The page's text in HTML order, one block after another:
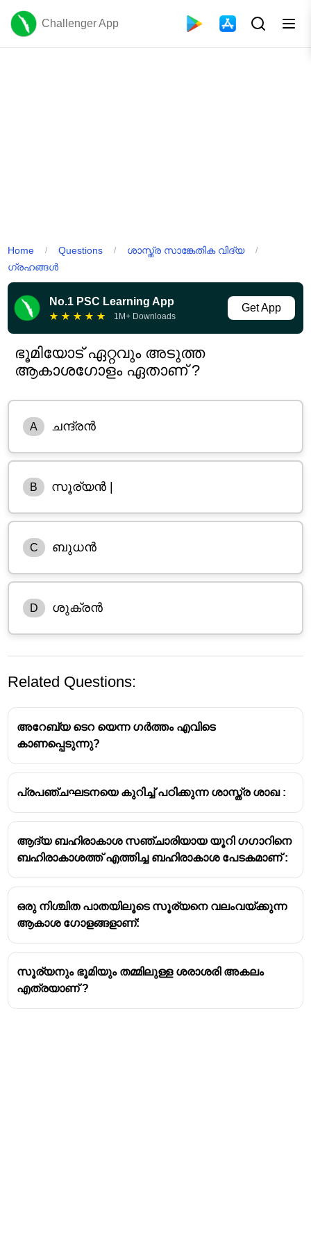
Challenger App
Home / Questions / ശാസ്ത്ര സാങ്കേതിക വിദ്യ /
ഗ്രഹങ്ങൾ
No.1 PSC Learning App
★ ★ ★ ★ ★ 1M+ Downloads
Get App
ഭൂമിയോട് ഏറ്റവും അടുത്ത
ആകാശഗോളം ഏതാണ് ?
A ചന്ദ്രൻ
B സൂര്യൻ |
C ബുധൻ
D ശുക്രൻ
Related Questions:
അറേബ്യ ടെറ യെന്ന ഗർത്തം എവിടെ
കാണപ്പെടുന്നു?
പ്രപഞ്ചഘടനയെ കുറിച്ച് പഠിക്കുന്ന ശാസ്ത്ര ശാഖ :
ആദ്യ ബഹിരാകാശ സഞ്ചാരിയായ യൂറി ഗഗാറിനെ
ബഹിരാകാശത്ത് എത്തിച്ച ബഹിരാകാശ പേടകമാണ് :
ഒരു നിശ്ചിത പാതയിലൂടെ സൂര്യനെ വലംവയ്ക്കുന്ന
ആകാശ ഗോളങ്ങളാണ്:
സൂര്യനും ഭൂമിയും തമ്മിലുള്ള ശരാശരി അകലം
എത്രയാണ് ?